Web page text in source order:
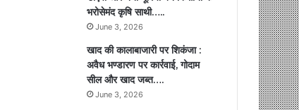
भरोसेमंद कृषि साथी…..
June 3, 2026
खाद की कालाबाजारी पर शिकंजा :
अवैध भण्डारण पर कार्रवाई, गोदाम
सील और खाद जब्त….
June 3, 2026